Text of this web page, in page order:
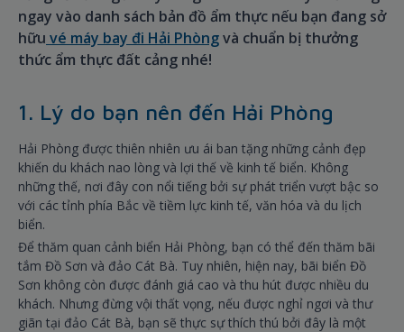
ngay vào danh sách bản đồ ẩm thực nếu bạn đang sở
hữu vé máy bay đi Hải Phòngvà chuẩn bị thưởng
thức ẩm thực đất cảng nhé!
1. Lý do bạn nên đến Hải Phòng
Hải Phòng được thiên nhiên ưu ái ban tặng những cảnh đẹp
khiến du khách nao lòng và lợi thế về kinh tế biển. Không
những thế, nơi đây con nổi tiếng bởi sự phát triển vượt bậc so
với các tỉnh phía Bắc về tiềm lực kinh tế, văn hóa và du lịch
biển.
Để thăm quan cảnh biển Hải Phòng, bạn có thể đến thăm bãi
tắm Đồ Sơn và đảo Cát Bà. Tuy nhiên, hiện nay, bãi biển Đồ
Sơn không còn được đánh giá cao và thu hút được nhiều du
khách. Nhưng đừng vội thất vọng, nếu được nghỉ ngơi và thư
giãn tại đảo Cát Bà, bạn sẽ thực sự thích thú bởi đây là một